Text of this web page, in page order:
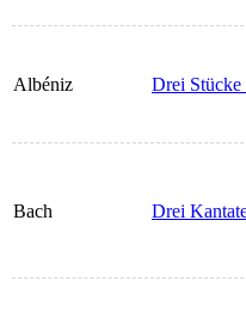
Albéniz Drei Stücke
Bach Drei